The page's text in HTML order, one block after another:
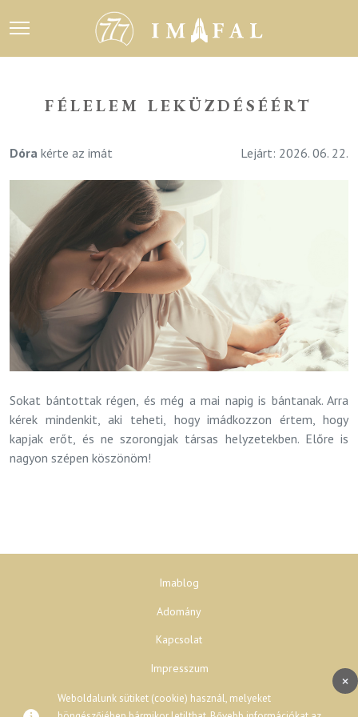
FÉLELEM LEKÜZDÉSÉÉRT
Dóra kérte az imát Lejárt: 2026. 06. 22.
Sokat bántottak régen, és még a mai napig is bántanak. Arra
kérek mindenkit, aki teheti, hogy imádkozzon értem, hogy
kapjak erőt, és ne szorongjak társas helyzetekben. Előre is
nagyon szépen köszönöm!
Adatvédelem
Impresszum
Kapcsolat
Adomány
Imablog
×
Weboldalunk sütiket (cookie) használ, melyeket